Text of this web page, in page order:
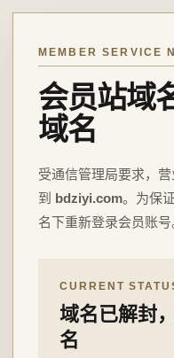
MEMBER SERVICE
会员站域
域名
受通信管理局要求，
到 bdziyi.com。为保
名下重新登录会员账号
CURRENT
域名已解封
名